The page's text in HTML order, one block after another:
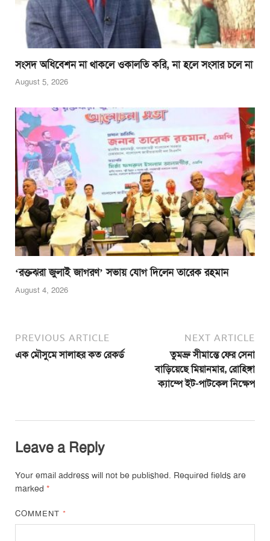
সংসদ অধিবেশন না থাকলে ওকালতি করি, না হলে সংসার চলে না
August 5, 2026
‘রক্তঝরা জুলাই জাগরণ’ সভায় যোগ দিলেন তারেক রহমান
August 4, 2026
PREVIOUS ARTICLE
এক মৌসুমে সালাহর কত রেকর্ড
NEXT ARTICLE
তুমব্রু সীমান্তে ফের সেনা
বাড়িয়েছে মিয়ানমার, রোহিঙ্গা
ক্যাম্পে ইট-পাটকেল নিক্ষেপ
Leave a Reply
Your email address will not be published. Required fields are
marked *
COMMENT*